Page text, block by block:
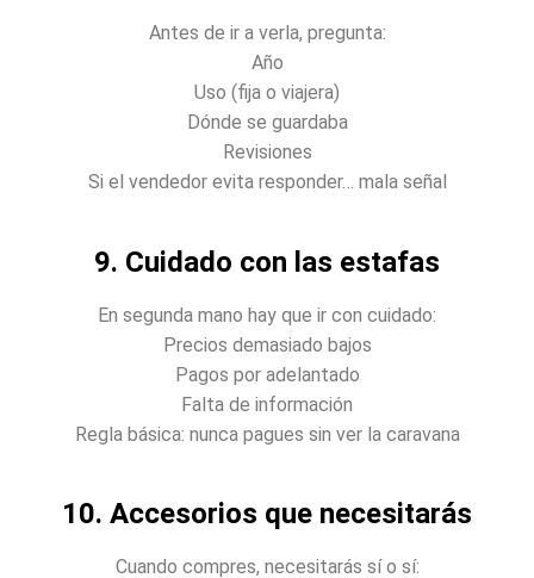
Antes de ir a verla, pregunta:
Año
Uso (fija o viajera)
Dónde se guardaba
Revisiones
Si el vendedor evita responder… mala señal
9. Cuidado con las estafas
En segunda mano hay que ir con cuidado:
Precios demasiado bajos
Pagos por adelantado
Falta de información
Regla básica: nunca pagues sin ver la caravana
10. Accesorios que necesitarás
Cuando compres, necesitarás sí o sí: